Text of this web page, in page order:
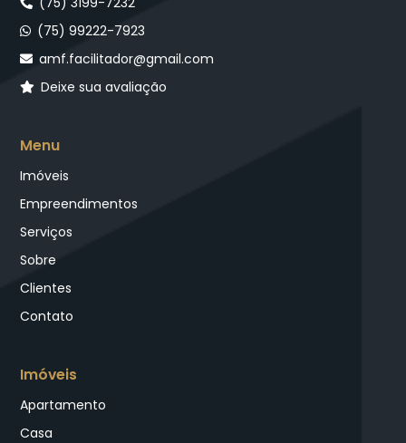
(75) 99222-7923
amf.facilitador@gmail.com
Deixe sua avaliação
Menu
Imóveis
Empreendimentos
Serviços
Sobre
Clientes
Contato
Imóveis
Apartamento
Casa